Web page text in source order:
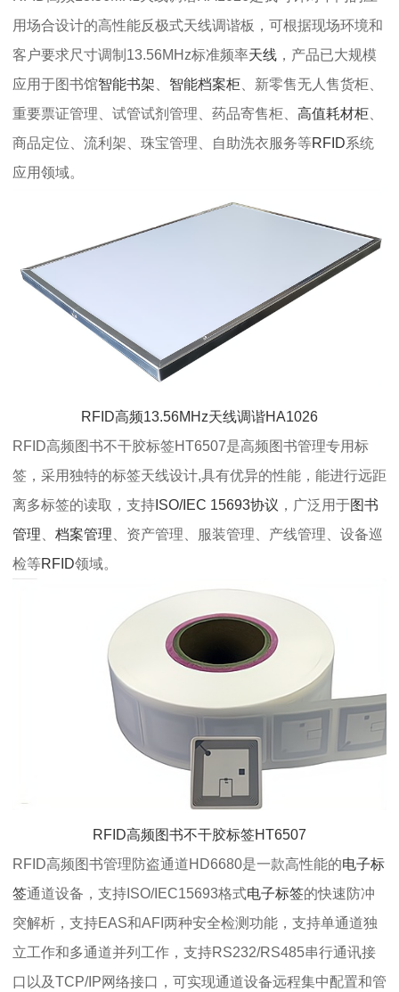
用场合设计的高性能反极式天线调谐板，可根据现场环境和
客户要求尺寸调制13.56MHz标准频率天线 ，产品已大规模
应用于图书馆智能书架 智能档案柜 、新零售无人售货柜、
重要票证管理、试管试剂管理、药品寄售柜、 高值耗材柜
商品定位、流利架、珠宝管理、自助洗衣服务等RFID系统
应用领域。
RFID高频13.56MHz天线调谐HA1026
RFID高频图书不干胶标签HT6507是高频图书管理专用标
签，采用独特的标签天线设计,具有优异的性能，能进行远距
离多标签的读取，支持 ISO/IEC 15693协议 ，广泛用于图书
管理
档案管理 、资产管理、服装管理、产线管理、设备巡
检等RFID领域。
RFID高频图书不干胶标签HT6507
RFID高频图书管理防盗通道HD6680是一款高性能的电子标
签通道设备，支持ISO/IEC15693格式电子标签的快速防冲
突解析，支持EAS和AFI两种安全检测功能，支持单通道独
立工作和多通道并列工作，支持RS232/RS485串行通讯接
口以及TCP/IP网络接口，可实现通道设备远程集中配置和管